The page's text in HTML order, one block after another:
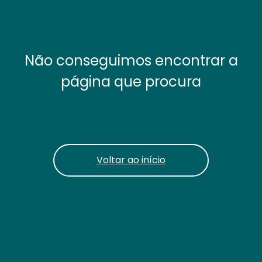
Não conseguimos encontrar a
página que procura
Voltar ao início